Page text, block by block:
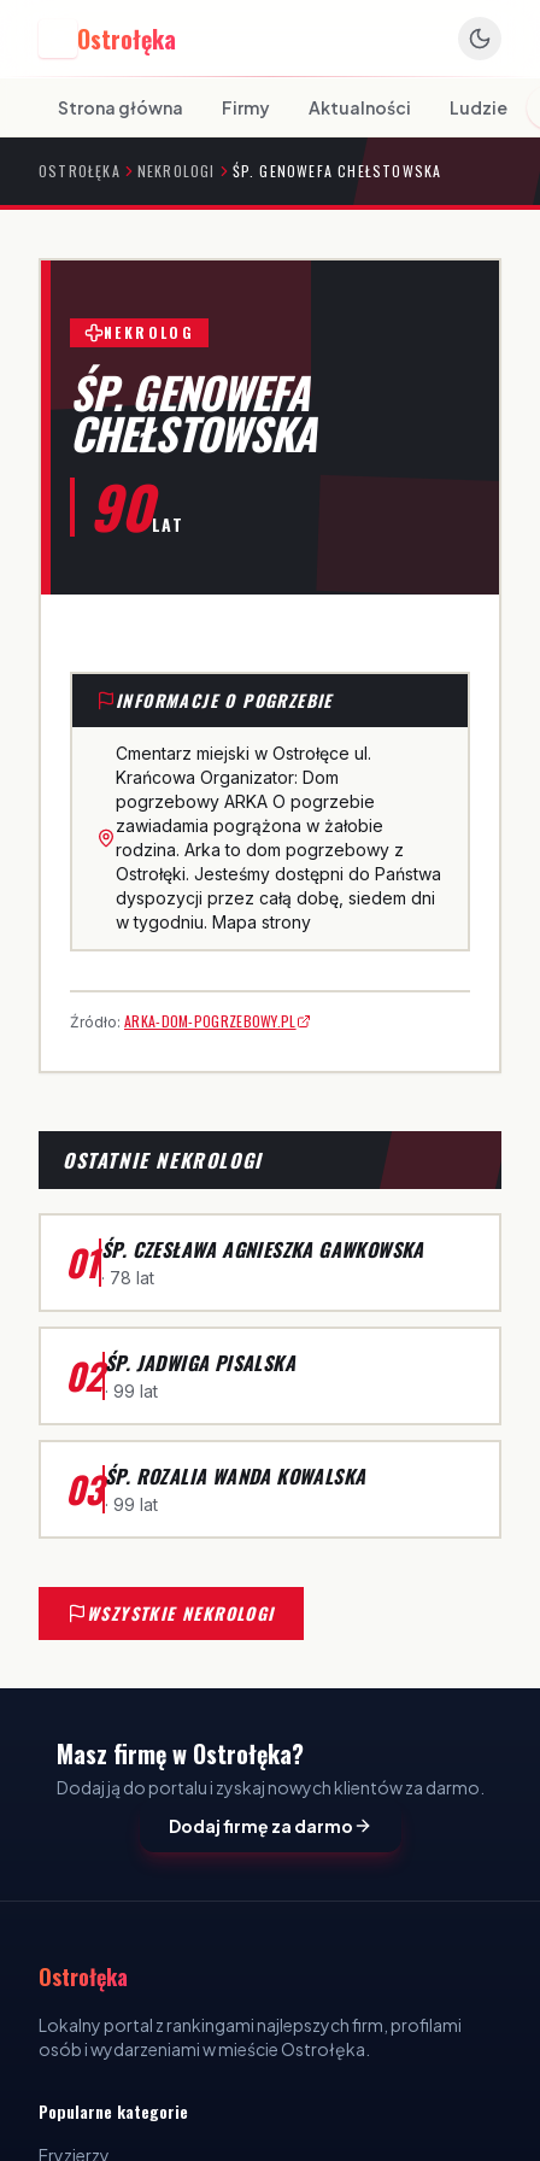
Ostrołęka
Strona główna Firmy Aktualności Ludzie
OSTROŁĘKA NEKROLOGI ŚP. GENOWEFA CHEŁSTOWSKA
NEKROLOG
ŚP. GENOWEFA
CHEŁSTOWSKA
90LAT
INFORMACJE O POGRZEBIE
Cmentarz miejski w Ostrołęce ul.
Krańcowa Organizator: Dom
pogrzebowy ARKA O pogrzebie
zawiadamia pogrążona w żałobie
rodzina. Arka to dom pogrzebowy z
Ostrołęki. Jesteśmy dostępni do Państwa
dyspozycji przez całą dobę, siedem dni
w tygodniu. Mapa strony
Źródło: ARKA-DOM-POGRZEBOWY.PL
OSTATNIE NEKROLOGI
01ŚP. CZESŁAWA AGNIESZKA GAWKOWSKA
· 78 lat
02ŚP. JADWIGA PISALSKA
· 99 lat
03ŚP. ROZALIA WANDA KOWALSKA
· 99 lat
WSZYSTKIE NEKROLOGI
Masz firmę w Ostrołęka?
Dodaj ją do portalu i zyskaj nowych klientów za darmo.
Dodaj firmę za darmo
Ostrołęka
Lokalny portal z rankingami najlepszych firm, profilami
osób i wydarzeniami w mieście Ostrołęka.
Popularne kategorie
Fryzjerzy